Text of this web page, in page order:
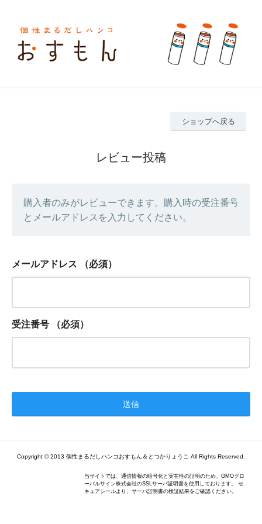
ショップへ戻る
レビュー投稿
購入者のみがレビューできます。購入時の受注番号
とメールアドレスを入力してください。
メールアドレス （必須）
受注番号 （必須）
Copyright © 2013 個性まるだしハンコおすもん＆とつかりょうこ All Rights Reserved.
当サイトでは、通信情報の暗号化と実在性の証明のため、GMOグロ
ーバルサイン株式会社のSSLサーバ証明書を使用しております。 セ
キュアシールより、サーバ証明書の検証結果をご確認ください。